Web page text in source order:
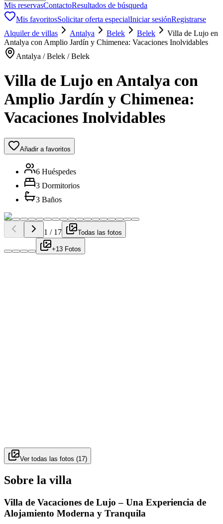
Mis reservasContactoResultados de búsqueda
Mis favoritosSolicitar oferta especialIniciar sesiónRegistrarse
Alquiler de villas
Antalya Belek Belek
Villa de Lujo en
Antalya con Amplio Jardín y Chimenea: Vacaciones Inolvidables
Antalya / Belek / Belek
Villa de Lujo en Antalya con
Amplio Jardín y Chimenea:
Vacaciones Inolvidables
Añadir a favoritos
6 Huéspedes
3 Dormitorios
3 Baños
1 / 17 Todas las fotos
+13 Fotos
Ver todas las fotos (17)
Sobre la villa
Villa de Vacaciones de Lujo – Una Experiencia de
Alojamiento Moderna y Tranquila